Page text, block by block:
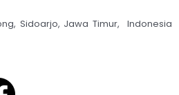
Sidoarjo, Jawa Timur, Indonesia